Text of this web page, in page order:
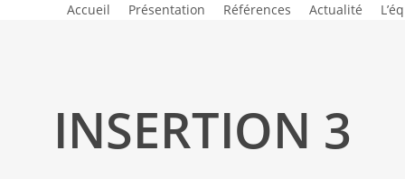
Accueil Présentation Références Actualité
INSERTION 3